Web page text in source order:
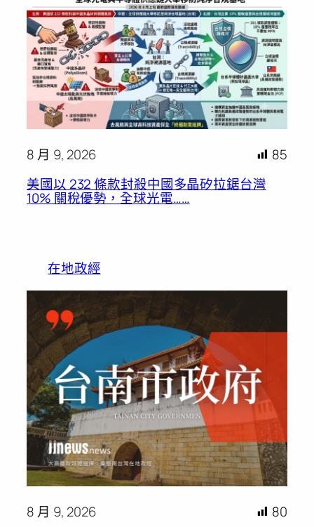
8 月 9, 2026
85
美國以 232 條款封殺中國多晶矽拉鋸台灣
10% 關稅優勢，全球光電……
在地政經
8 月 9, 2026
80